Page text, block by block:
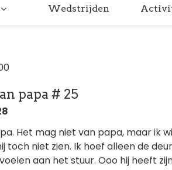
Wedstrijden
papa # 25
Het mag niet van papa, maar ik
toch niet zien. Ik hoef alleen de
aan het stuur. Ooo hij heeft